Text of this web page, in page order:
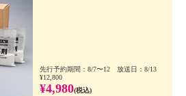
先行予約期間：8/7〜12 放送日：8/13
¥12,800
¥4,980(税込)